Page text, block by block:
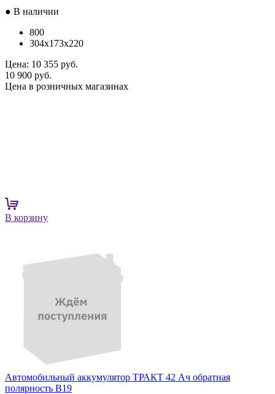
● В наличии
800
304x173x220
Цена: 10 355 руб.
10 900 руб.
Цена в розничных магазинах
В корзину
Автомобильный аккумулятор ТРАКТ 42 Ач обратная
полярность B19